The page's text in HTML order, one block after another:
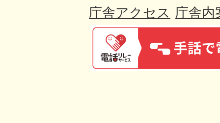
庁舎アクセス 庁舎内